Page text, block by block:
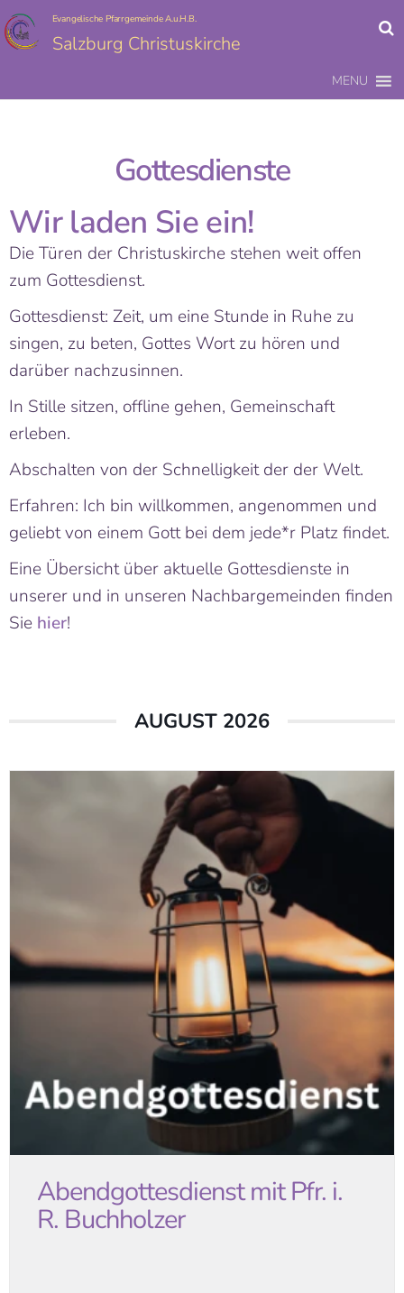
Evangelische Pfarrgemeinde A.u.H.B.
Salzburg Christuskirche
MENU
Gottesdienste
Wir laden Sie ein!
Die Türen der Christuskirche stehen weit offen
zum Gottesdienst.
Gottesdienst: Zeit, um eine Stunde in Ruhe zu
singen, zu beten, Gottes Wort zu hören und
darüber nachzusinnen.
In Stille sitzen, offline gehen, Gemeinschaft
erleben.
Abschalten von der Schnelligkeit der der Welt.
Erfahren: Ich bin willkommen, angenommen und
geliebt von einem Gott bei dem jede*r Platz findet.
Eine Übersicht über aktuelle Gottesdienste in
unserer und in unseren Nachbargemeinden finden
Sie hier!
AUGUST 2026
Abendgottesdienst mit Pfr. i.
R. Buchholzer